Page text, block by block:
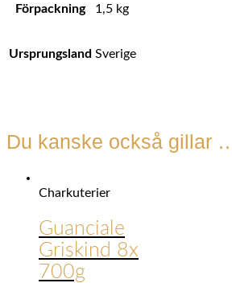
Förpackning 1,5 kg
Ursprungsland Sverige
Du kanske också gillar
Charkuterier
Guanciale
Griskind 8x
700g